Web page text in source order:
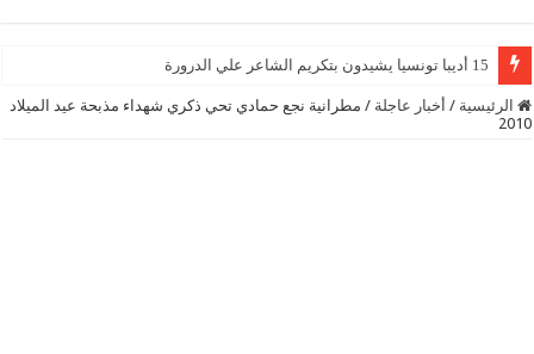
15 أديبا تونسيا يشيدون بتكريم الشاعر علي الدرورة
الرئيسية / أخبار عاجلة / مطرانية نجع حمادي تحي ذكري شهداء مذبحة عيد الميلاد
2010